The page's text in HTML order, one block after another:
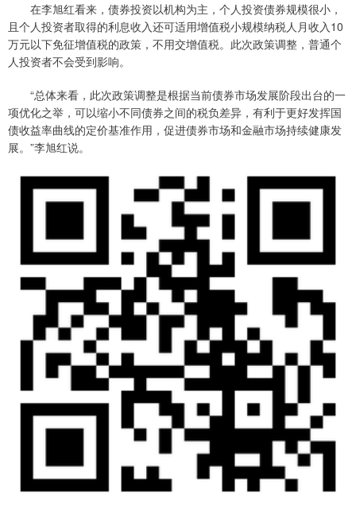
在李旭红看来，债券投资以机构为主，个人投资债券规模很小，
且个人投资者取得的利息收入还可适用增值税小规模纳税人月收入10
万元以下免征增值税的政策，不用交增值税。此次政策调整，普通个
人投资者不会受到影响。
“总体来看，此次政策调整是根据当前债券市场发展阶段出台的一
项优化之举，可以缩小不同债券之间的税负差异，有利于更好发挥国
债收益率曲线的定价基准作用，促进债券市场和金融市场持续健康发
展。”李旭红说。